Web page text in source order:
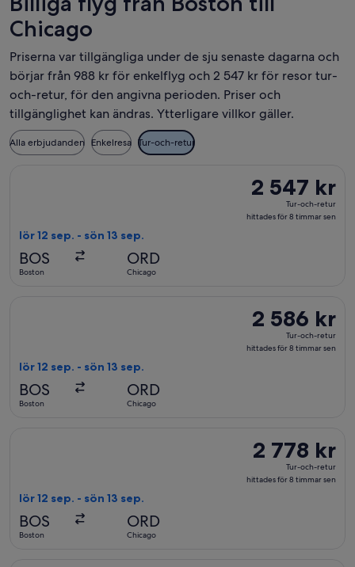
Chicago
Priserna var tillgängliga under de sju senaste dagarna och
börjar från 988 kr för enkelflyg och 2 547 kr för resor tur-
och-retur, för den angivna perioden. Priser och
tillgänglighet kan ändras. Ytterligare villkor gäller.
Alla erbjudanden Enkelresa Tur-och-retur
2 547 kr
Tur-
och-
sen
2 547 kr
Tur-och-retur
hittades för 8 timmar sen
lör 12 sep. - sön 13 sep.
BOS
Boston
ORD
Chicago
2 586 kr
Tur-
och-
sen
2 586 kr
Tur-och-retur
hittades för 8 timmar sen
lör 12 sep. - sön 13 sep.
BOS
Boston
ORD
Chicago
2 778 kr
Tur-
och-
2 778 kr
Tur-och-retur
hittades för 8 timmar sen
lör 12 sep. - sön 13 sep.
BOS
Boston
ORD
Chicago